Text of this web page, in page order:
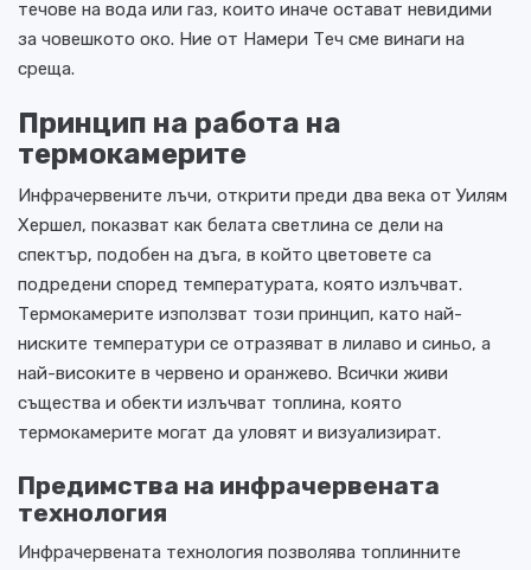
течове на вода или газ, които иначе остават невидими
за човешкото око. Ние от Намери Теч сме винаги на
среща.
Принцип на работа на
термокамерите
Инфрачервените лъчи, открити преди два века от Уилям
Хершел, показват как белата светлина се дели на
спектър, подобен на дъга, в който цветовете са
подредени според температурата, която излъчват.
Термокамерите използват този принцип, като най-
ниските температури се отразяват в лилаво и синьо, а
най-високите в червено и оранжево. Всички живи
същества и обекти излъчват топлина, която
термокамерите могат да уловят и визуализират.
Предимства на инфрачервената
технология
Инфрачервената технология позволява топлинните